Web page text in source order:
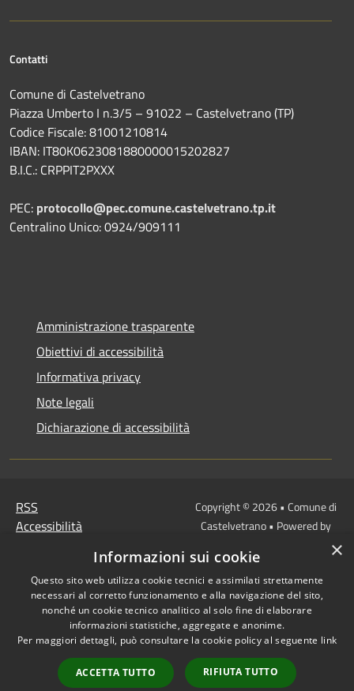
Contatti
Comune di Castelvetrano
Piazza Umberto I n.3/5 – 91022 – Castelvetrano (TP)
Codice Fiscale: 81001210814
IBAN: IT80K0623081880000015202827
B.I.C.: CRPPIT2PXXX
PEC: protocollo@pec.comune.castelvetrano.tp.it
Centralino Unico: 0924/909111
Amministrazione trasparente
Obiettivi di accessibilità
Informativa privacy
Note legali
Dichiarazione di accessibilità
RSS
Accessibilità
Mappa del sito
Link
Protocollo Urbi Smart
Cedolino Online
Posta elettronica
ordinaria
Copyright © 2026 • Comune di
Castelvetrano • Powered by
redazione
×
Informazioni sui cookie
Questo sito web utilizza cookie tecnici e assimilati strettamente
necessari al corretto funzionamento e alla navigazione del sito,
nonché un cookie tecnico analitico al solo fine di elaborare
informazioni statistiche, aggregate e anonime.
Per maggiori dettagli, può consultare la cookie policy al seguente link
ACCETTA TUTTO RIFIUTA TUTTO